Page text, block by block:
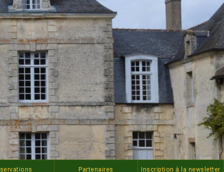
Partenaires Inscription à la newsletter